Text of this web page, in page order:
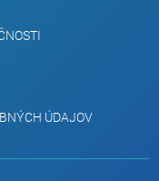
ÚDAJOV